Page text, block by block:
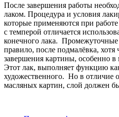
После завершения работы
лаком. Процедура и условия
которые применяются при работе
с темперой отличается
конечного лака. Промежуточные
правило, после подмалёвка, хотя
завершения картины, особенно
Этот лак, выполняет функцию
художественного. Но в отличие
масляных картин, слой должен